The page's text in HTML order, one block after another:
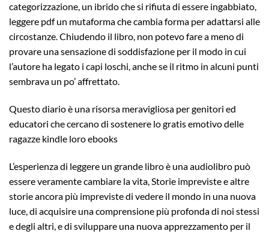
categorizzazione, un ibrido che si rifiuta di essere ingabbiato,
leggere pdf un mutaforma che cambia forma per adattarsi alle
circostanze. Chiudendo il libro, non potevo fare a meno di
provare una sensazione di soddisfazione per il modo in cui
l’autore ha legato i capi loschi, anche se il ritmo in alcuni punti
sembrava un po’ affrettato.
Questo diario è una risorsa meravigliosa per genitori ed
educatori che cercano di sostenere lo gratis emotivo delle
ragazze kindle loro ebooks
L’esperienza di leggere un grande libro è una audiolibro può
essere veramente cambiare la vita, Storie impreviste e altre
storie ancora più impreviste di vedere il mondo in una nuova
luce, di acquisire una comprensione più profonda di noi stessi
e degli altri, e di sviluppare una nuova apprezzamento per il